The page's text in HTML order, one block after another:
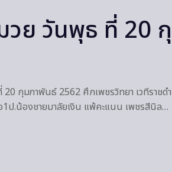
วย วันพุธ ที่ 20
กุมภาพันธ์ 2562 ศึกเพชรวิทยา เวทีราชด
ป.น้องชายมาลัยเงิน แพ้คะแนน เพชรสีนิล…